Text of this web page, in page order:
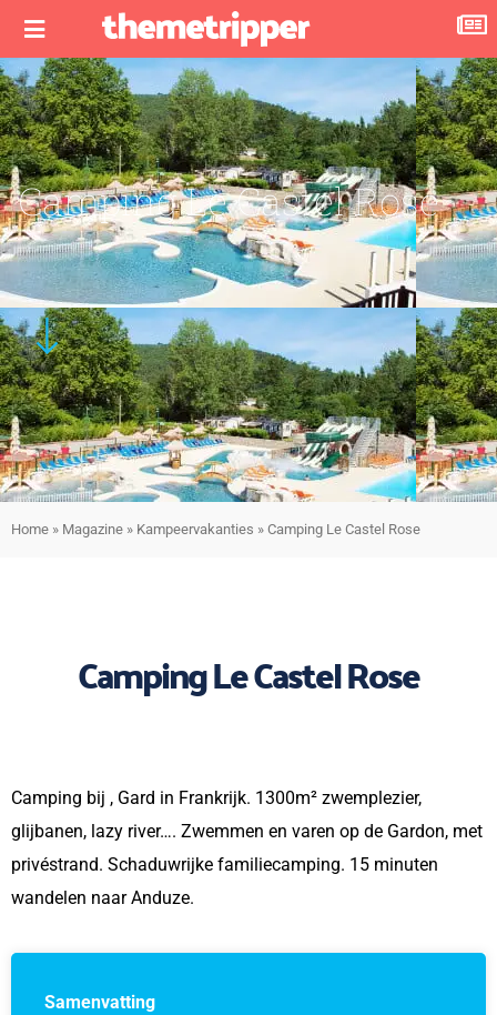
Camping Le Castel Rose
Home » Magazine » Kampeervakanties » Camping Le Castel Rose
Camping Le Castel Rose
Camping bij , Gard in Frankrijk. 1300m² zwemplezier,
glijbanen, lazy river…. Zwemmen en varen op de Gardon, met
privéstrand. Schaduwrijke familiecamping. 15 minuten
wandelen naar Anduze.
Samenvatting